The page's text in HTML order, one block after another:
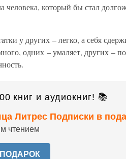
человека, который бы стал
у других – легко, а себя
одних – умаляет, других –
книг и аудиокниг! 📚
Литрес Подписки в
чтением